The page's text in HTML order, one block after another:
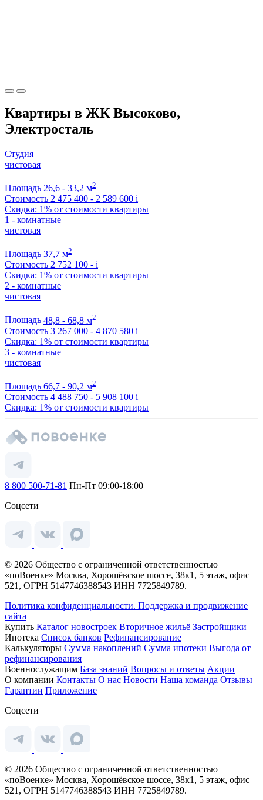
Квартиры в ЖК Высоково,
Электросталь
Студия
чистовая
Площадь 26,6 - 33,2 м2
Стоимость 2 475 400 - 2 589 600 i
Скидка: 1% от стоимости квартиры
1 - комнатные
чистовая
Площадь 37,7 м2
Стоимость 2 752 100 - i
Скидка: 1% от стоимости квартиры
2 - комнатные
чистовая
Площадь 48,8 - 68,8 м2
Стоимость 3 267 000 - 4 870 580 i
Скидка: 1% от стоимости квартиры
3 - комнатные
чистовая
Площадь 66,7 - 90,2 м2
Стоимость 4 488 750 - 5 908 100 i
Скидка: 1% от стоимости квартиры
8 800 500-71-81 Пн-Пт 09:00-18:00
Соцсети
© 2026 Общество с ограниченной ответственностью
«поВоенке» Москва, Хорошёвское шоссе, 38к1, 5 этаж, офис
521, ОГРН 5147746388543 ИНН 7725849789.
Политика конфиденциальности. Поддержка и продвижение
сайта
Купить Каталог новостроек Вторичное жильё Застройщики
Ипотека Список банков Рефинансирование
Калькуляторы Сумма накоплений Сумма ипотеки Выгода от
рефинансирования
Военнослужащим База знаний Вопросы и ответы Акции
О компании Контакты О нас Новости Наша команда Отзывы
Гарантии Приложение
Соцсети
© 2026 Общество с ограниченной ответственностью
«поВоенке» Москва, Хорошёвское шоссе, 38к1, 5 этаж, офис
521, ОГРН 5147746388543 ИНН 7725849789.